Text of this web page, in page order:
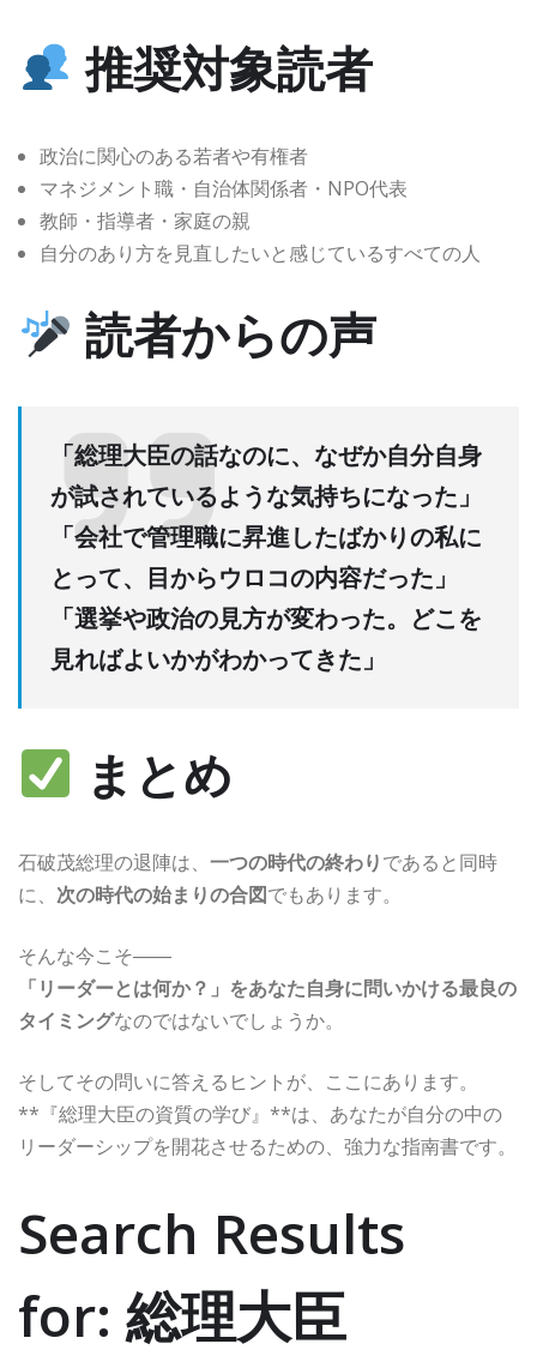
推奨対象読者
政治に関心のある若者や有権者
マネジメント職・自治体関係者・NPO代表
教師・指導者・家庭の親
自分のあり方を見直したいと感じているすべての人
読者からの声
「総理大臣の話なのに、なぜか自分自身
が試されているような気持ちになった」
「会社で管理職に昇進したばかりの私に
とって、目からウロコの内容だった」
「選挙や政治の見方が変わった。どこを
見ればよいかがわかってきた」
まとめ
石破茂総理の退陣は、 一つの時代の終わりであると同時
に、 次の時代の始まりの合図でもあります。
そんな今こそ――
「リーダーとは何か？」をあなた自身に問いかける最良の
タイミングなのではないでしょうか。
そしてその問いに答えるヒントが、ここにあります。
**『総理大臣の資質の学び』**は、あなたが自分の中の
リーダーシップを開花させるための、強力な指南書です。
Search Results
for: 総理大臣